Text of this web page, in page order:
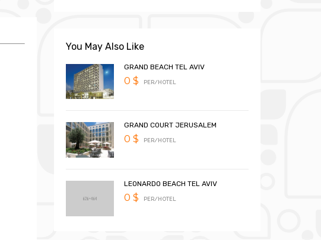
You May Also Like
GRAND BEACH TEL AVIV
0 $ PER/HOTEL
GRAND COURT JERUSALEM
0 $ PER/HOTEL
LEONARDO BEACH TEL AVIV
0 $ PER/HOTEL